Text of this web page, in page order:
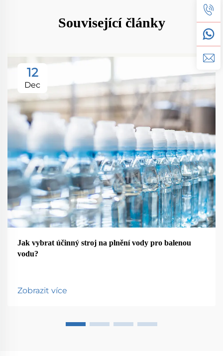
Související články
12
Dec
Jak vybrat účinný stroj na plnění vody pro balenou
vodu?
Zobrazit více